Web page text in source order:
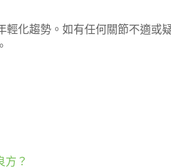
化趨勢。如有任何關節不適或
方？